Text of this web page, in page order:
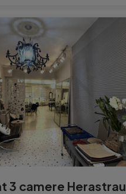
3 camere Herastrau